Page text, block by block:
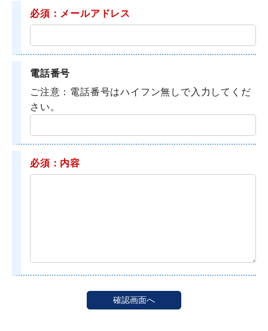
必須：メールアドレス
電話番号
ご注意：電話番号はハイフン無しで入力してくだ
さい。
必須：内容